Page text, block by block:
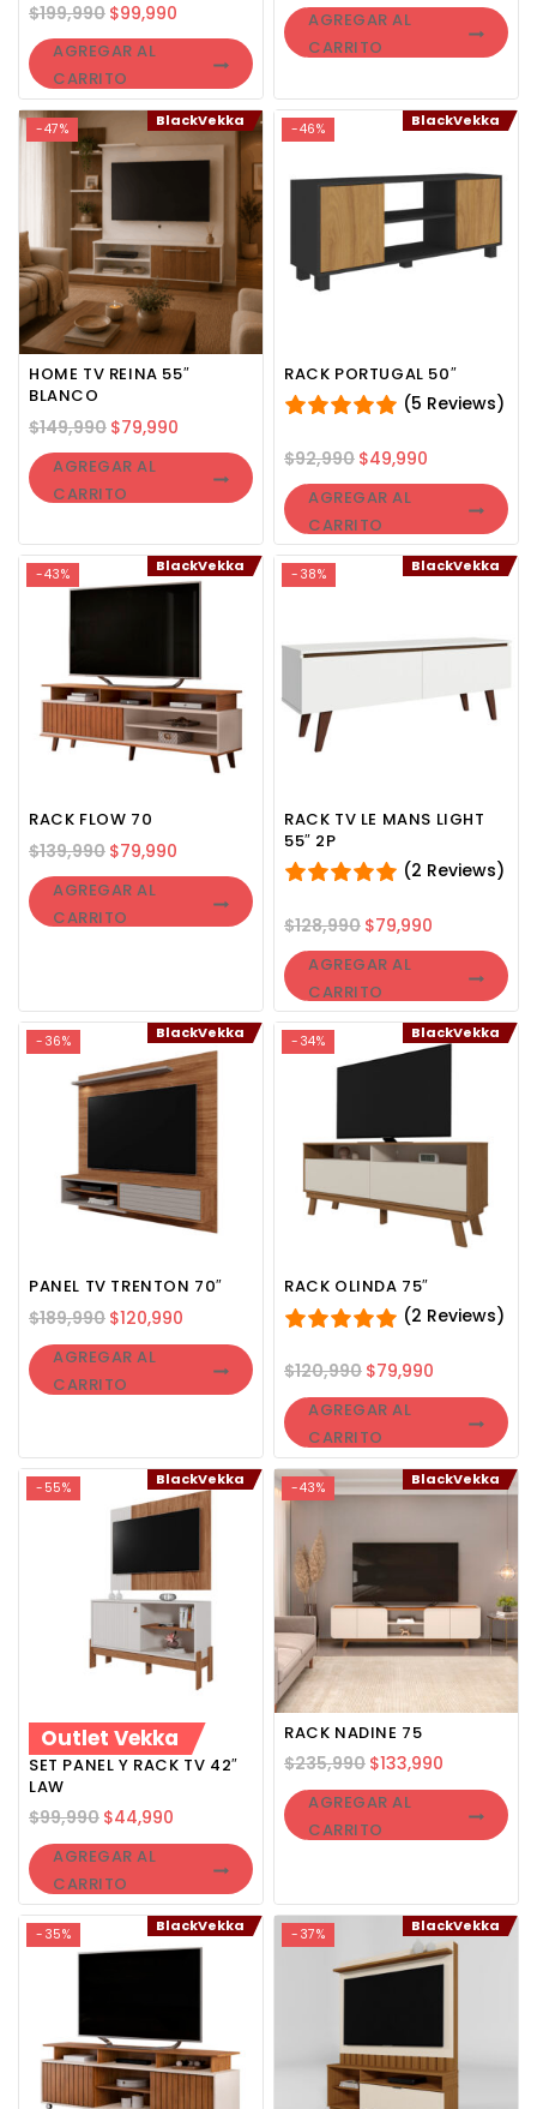
$199,990 $99,990
AGREGAR AL
CARRITO
AGREGAR AL
CARRITO
-47% BlackVekka
HOME TV REINA 55″
BLANCO
$149,990 $79,990
AGREGAR AL
CARRITO
-46% BlackVekka
RACK PORTUGAL 50″
(5 Reviews)
$92,990 $49,990
AGREGAR AL
CARRITO
-43% BlackVekka
RACK FLOW 70
$139,990 $79,990
AGREGAR AL
CARRITO
-38% BlackVekka
RACK TV LE MANS LIGHT
55″ 2P
(2 Reviews)
$128,990 $79,990
AGREGAR AL
CARRITO
-36% BlackVekka
PANEL TV TRENTON 70″
$189,990 $120,990
AGREGAR AL
CARRITO
-34% BlackVekka
RACK OLINDA 75″
(2 Reviews)
$120,990 $79,990
AGREGAR AL
CARRITO
-55% BlackVekka
Outlet Vekka
SET PANEL Y RACK TV 42″
LAW
$99,990 $44,990
AGREGAR AL
CARRITO
-43% BlackVekka
RACK NADINE 75
$235,990 $133,990
AGREGAR AL
CARRITO
-35% BlackVekka -37% BlackVekka